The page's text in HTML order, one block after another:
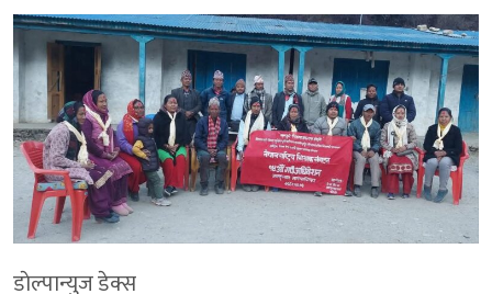
डाेल्पान्युज डेक्स